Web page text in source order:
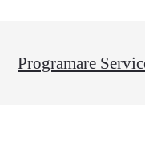
Programare